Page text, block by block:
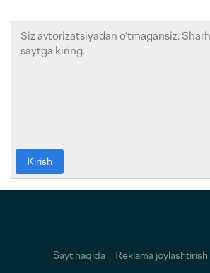
Kirish
Sayt haqida Reklama joylashtirish